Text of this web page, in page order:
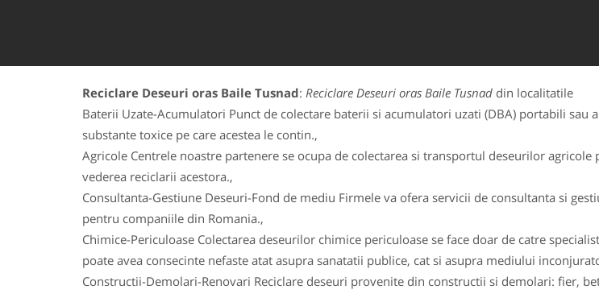
Reciclare Deseuri oras Baile Tusnad: Reciclare Deseuri oras Baile Tusnad din localitatile
Baterii Uzate-Acumulatori Punct de colectare baterii si acumulatori uzati (DBA) portabili
substante toxice pe care acestea le contin.,
Agricole Centrele noastre partenere se ocupa de colectarea si transportul deseurilor
vederea reciclarii acestora.,
Consultanta-Gestiune Deseuri-Fond de mediu Firmele va ofera servicii de consultanta si
pentru companiile din Romania.,
Chimice-Periculoase Colectarea deseurilor chimice periculoase se face doar de catre
poate avea consecinte nefaste atat asupra sanatatii publice, cat si asupra mediului
Constructii-Demolari-Renovari Reciclare deseuri provenite din constructii si demolari: fier,